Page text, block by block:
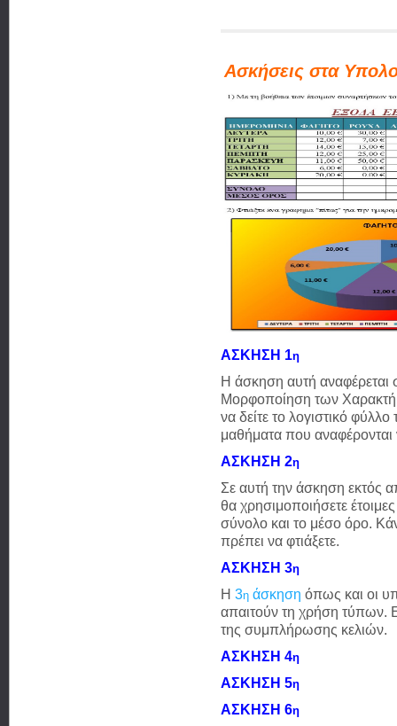
Ασκήσεις στα
ΑΣΚΗΣΗ 1η
Η άσκηση αυτή
Μορφοποίηση των
να δείτε το λογιστικό
μαθήματα που αναφέρονται
ΑΣΚΗΣΗ 2η
Σε αυτή την άσκηση εκτός
θα χρησιμοποιήσετε
σύνολο και το μέσο όρο.
πρέπει να φτιάξετε.
ΑΣΚΗΣΗ 3η
Η 3η άσκηση όπως και οι
απαιτούν τη χρήση τύπων.
της συμπλήρωσης κελιών.
ΑΣΚΗΣΗ 4η
ΑΣΚΗΣΗ 5η
ΑΣΚΗΣΗ 6η